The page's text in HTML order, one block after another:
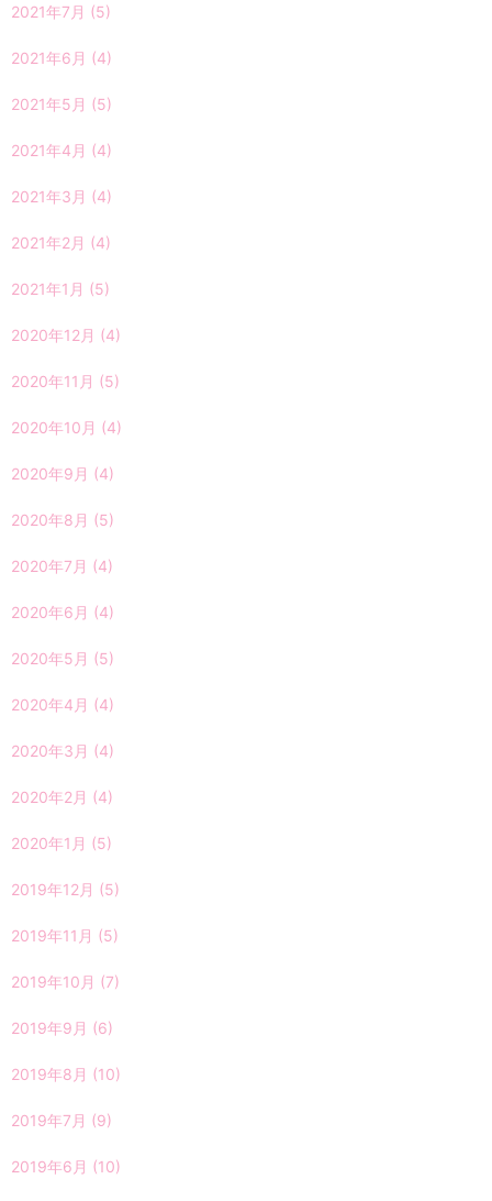
2021年7月 (5)
2021年6月 (4)
2021年5月 (5)
2021年4月 (4)
2021年3月 (4)
2021年2月 (4)
2021年1月 (5)
2020年12月 (4)
2020年11月 (5)
2020年10月 (4)
2020年9月 (4)
2020年8月 (5)
2020年7月 (4)
2020年6月 (4)
2020年5月 (5)
2020年4月 (4)
2020年3月 (4)
2020年2月 (4)
2020年1月 (5)
2019年12月 (5)
2019年11月 (5)
2019年10月 (7)
2019年9月 (6)
2019年8月 (10)
2019年7月 (9)
2019年6月 (10)